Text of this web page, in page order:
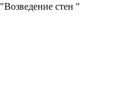
стен "